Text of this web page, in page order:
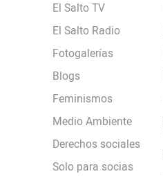
El Salto TV
El Salto Radio
Fotogalerías
Blogs
Feminismos
Medio Ambiente
Derechos sociales
Solo para socias